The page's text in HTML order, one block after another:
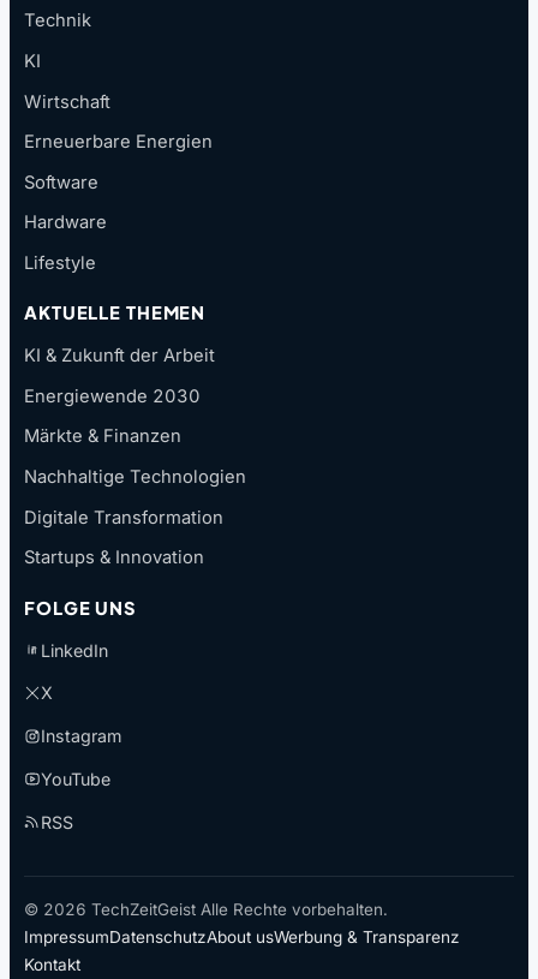
Technik
KI
Wirtschaft
Erneuerbare Energien
Software
Hardware
Lifestyle
AKTUELLE THEMEN
KI & Zukunft der Arbeit
Energiewende 2030
Märkte & Finanzen
Nachhaltige Technologien
Digitale Transformation
Startups & Innovation
FOLGE UNS
LinkedIn
X
Instagram
YouTube
RSS
© 2026 TechZeitGeist Alle Rechte vorbehalten.
ImpressumDatenschutzAbout usWerbung & Transparenz
Kontakt